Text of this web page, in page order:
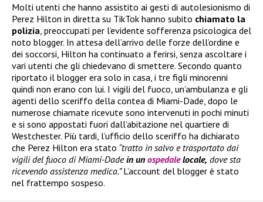
Molti utenti che hanno assistito ai gesti di autolesionismo di
Perez Hilton in diretta su TikTok hanno subito chiamato la
polizia , preoccupati per l’evidente sofferenza psicologica del
noto blogger. In attesa dell’arrivo delle forze dell’ordine e
dei soccorsi, Hilton ha continuato a ferirsi, senza ascoltare i
vari utenti che gli chiedevano di smettere. Secondo quanto
riportato il blogger era solo in casa, i tre figli minorenni
quindi non erano con lui. I vigili del fuoco, un’ambulanza e gli
agenti dello sceriffo della contea di Miami-Dade, dopo le
numerose chiamate ricevute sono intervenuti in pochi minuti
e si sono appostati fuori dall’abitazione nel quartiere di
Westchester. Più tardi, l’ufficio dello sceriffo ha dichiarato
che Perez Hilton era stato “tratto in salvo e trasportato dai
vigili del fuoco di Miami-Dadein un ospedalelocale, dove sta
ricevendo assistenza medica.”L’account del blogger è stato
nel frattempo sospeso.